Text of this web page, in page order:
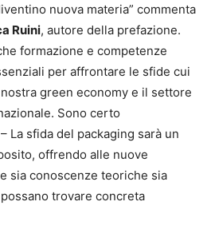
nuova materia” commenta
Ruini, autore della prefazione.
formazione e competenze
per affrontare le sfide cui
green economy e il settore
Sono certo
La sfida del packaging sarà un
offrendo alle nuove
sia conoscenze teoriche sia
trovare concreta